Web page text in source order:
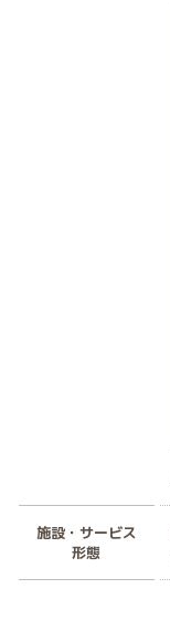
施設・サービス
形態